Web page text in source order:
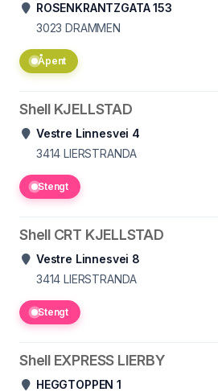
ROSENKRANTZGATA 153
3023 DRAMMEN
Åpent
Shell KJELLSTAD
Vestre Linnesvei 4
3414 LIERSTRANDA
Stengt
Shell CRT KJELLSTAD
Vestre Linnesvei 8
3414 LIERSTRANDA
Stengt
Shell EXPRESS LIERBY
HEGGTOPPEN 1